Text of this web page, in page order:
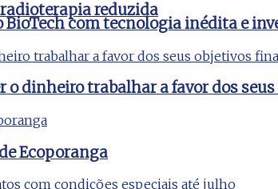
reduzida
com tecnologia inédita e
o dinheiro trabalhar a favor dos
Ecoporanga